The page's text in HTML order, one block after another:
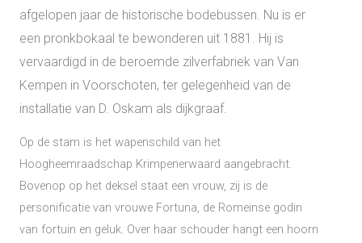
afgelopen jaar de historische bodebussen. Nu is er
een pronkbokaal te bewonderen uit 1881. Hij is
vervaardigd in de beroemde zilverfabriek van Van
Kempen in Voorschoten, ter gelegenheid van de
installatie van D. Oskam als dijkgraaf.
Op de stam is het wapenschild van het
Hoogheemraadschap Krimpenerwaard aangebracht.
Bovenop op het deksel staat een vrouw, zij is de
personificatie van vrouwe Fortuna, de Romeinse godin
van fortuin en geluk. Over haar schouder hangt een hoorn